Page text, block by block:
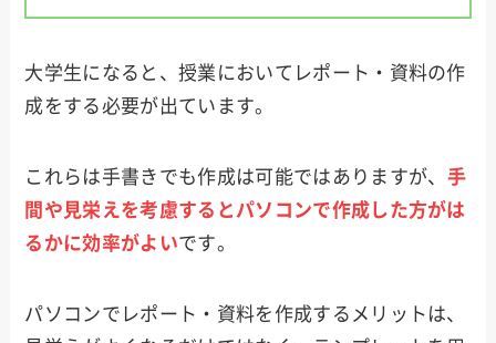
大学生になると、授業においてレポート・資料の作
成をする必要が出ています。
これらは手書きでも作成は可能ではありますが、 手
間や見栄えを考慮するとパソコンで作成した方がは
るかに効率がよいです。
パソコンでレポート・資料を作成するメリットは、